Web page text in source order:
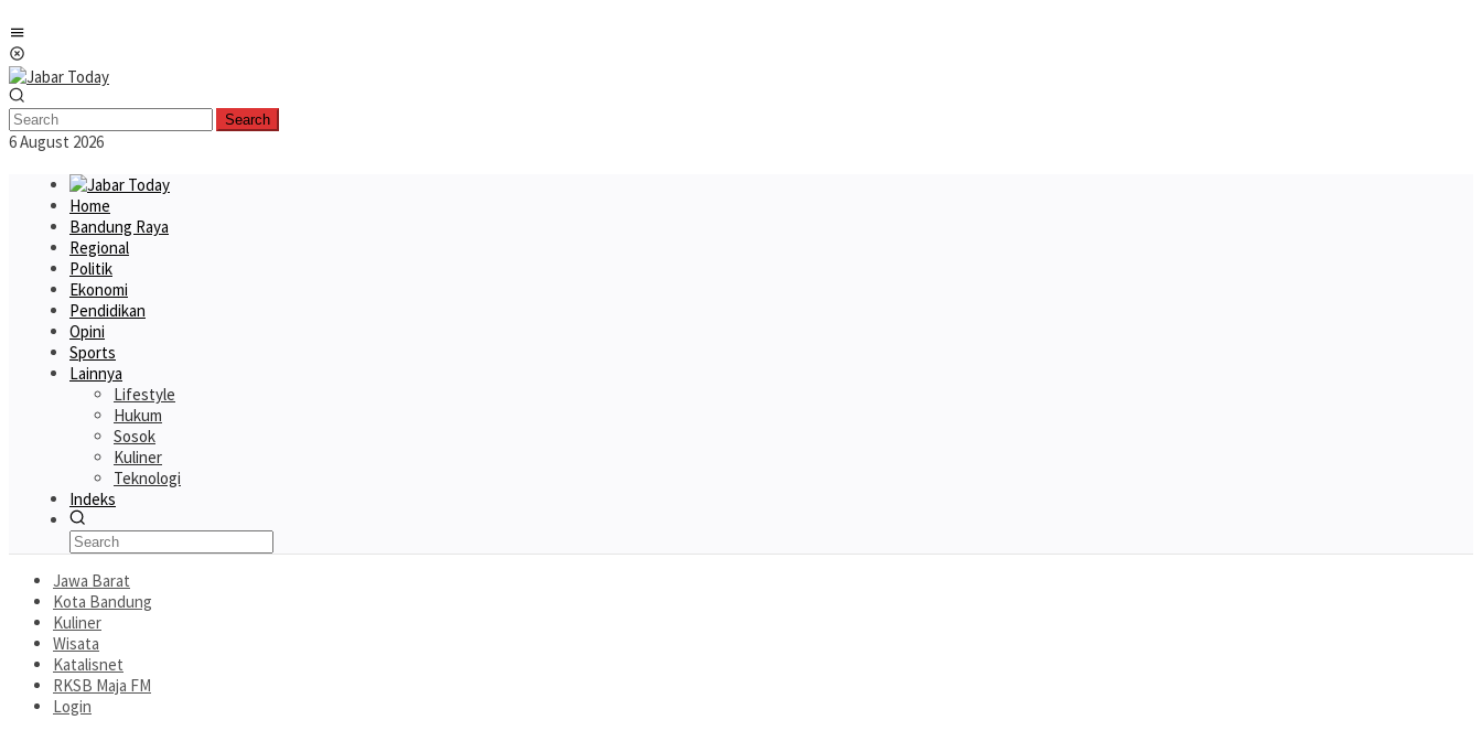
to
content
Search
6 August 2026
Home
Bandung Raya
Regional
Politik
Ekonomi
Pendidikan
Opini
Sports
Lainnya
Lifestyle
Hukum
Sosok
Kuliner
Teknologi
Indeks
Jawa Barat
Kota Bandung
Kuliner
Wisata
Katalisnet
RKSB Maja FM
Login